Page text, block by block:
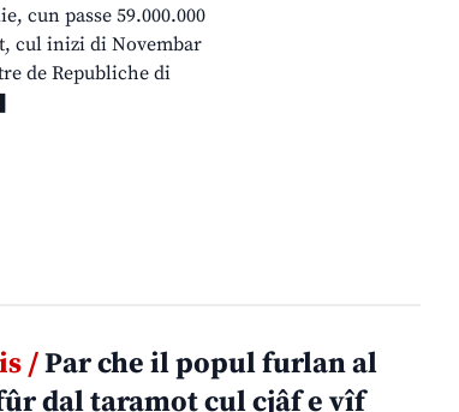
cun passe 59.000.000
cul inizi di Novembar
de Republiche di
/Par che il popul furlan al
dal taramot cul cjâf e vîf